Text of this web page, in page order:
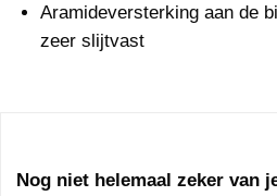
Aramideversterking aan de
zeer slijtvast
Nog niet helemaal zeker van